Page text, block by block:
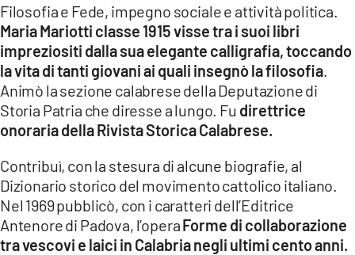
Filosofia e Fede, impegno sociale e attività politica.
Maria Mariotti classe 1915 visse tra i suoi libri
impreziositi dalla sua elegante calligrafia, toccando
la vita di tanti giovani ai quali insegnò la filosofia
Animò la sezione calabrese della Deputazione di
Storia Patria che diresse a lungo. Fu direttrice
onoraria della Rivista Storica Calabrese.
Contribuì, con la stesura di alcune biografie, al
Dizionario storico del movimento cattolico italiano.
Nel 1969 pubblicò, con i caratteri dell’Editrice
Antenore di Padova, l’operaForme di collaborazione
tra vescovi e laici in Calabria negli ultimi cento anni.